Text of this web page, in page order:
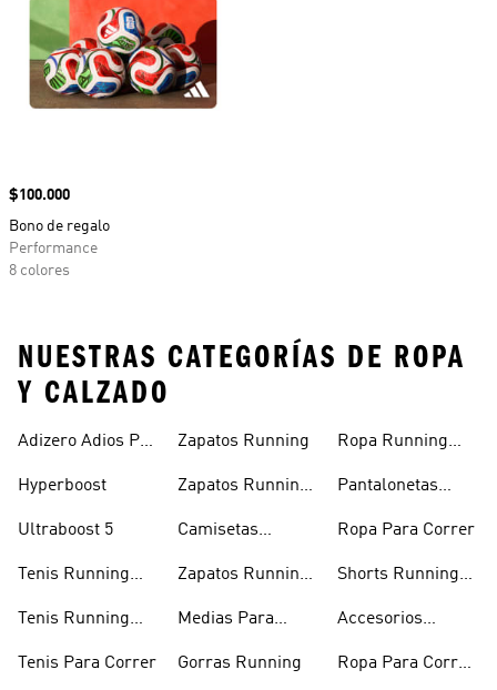
Precio
$100.000
Bono de regalo
Performance
8 colores
NUESTRAS CATEGORÍAS DE ROPA
Y CALZADO
Adizero Adios Pro
Hyperboost
Ultraboost 5
Tenis Running
Tenis Running
Tenis Para Correr
Zapatos Running
Zapatos Running
Camisetas
Zapatos Running
Medias Para
Gorras Running
Ropa Running
Pantalonetas
Ropa Para Correr
Shorts Running
Accesorios
Ropa Para Correr